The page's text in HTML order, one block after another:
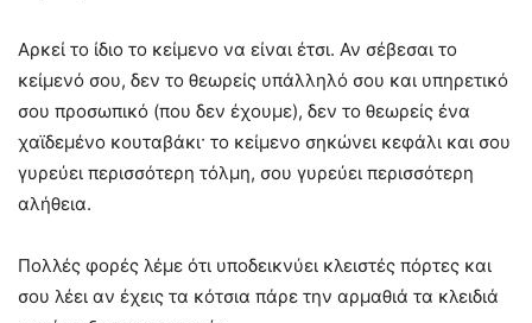
Αρκεί το ίδιο το κείμενο να είναι έτσι. Αν σέβεσαι το
κείμενό σου, δεν το θεωρείς υπάλληλό σου και υπηρετικό
σου προσωπικό (που δεν έχουμε), δεν το θεωρείς ένα
χαϊδεμένο κουταβάκι· το κείμενο σηκώνει κεφάλι και σου
γυρεύει περισσότερη τόλμη, σου γυρεύει περισσότερη
αλήθεια.
Πολλές φορές λέμε ότι υποδεικνύει κλειστές πόρτες και
σου λέει αν έχεις τα κότσια πάρε την αρμαθιά τα κλειδιά